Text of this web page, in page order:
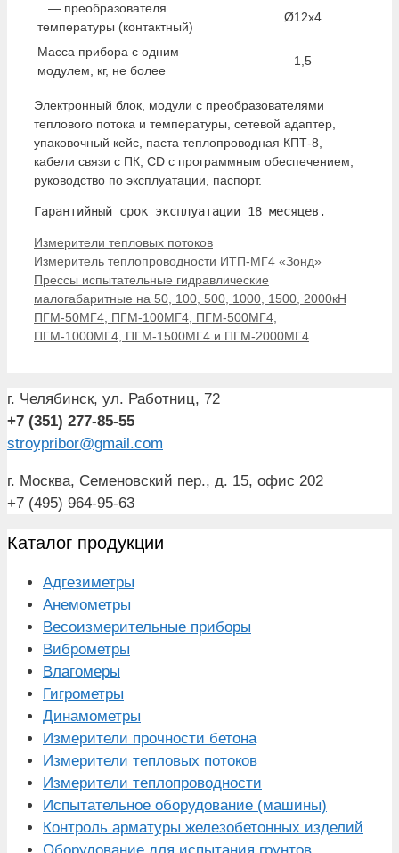
— преобразователя
температуры (контактный)
Ø12х4
Масса прибора с одним
модулем, кг, не более
1,5
Электронный блок, модули с преобразователями
теплового потока и температуры, сетевой адаптер,
упаковочный кейс, паста теплопроводная КПТ-8,
кабели связи с ПК, CD с программным обеспечением,
руководство по эксплуатации, паспорт.
Гарантийный срок эксплуатации 18 месяцев.
Рубрики
Измерители тепловых потоков
Измеритель теплопроводности ИТП-МГ4 «Зонд»
Прессы испытательные гидравлические
малогабаритные на 50, 100, 500, 1000, 1500, 2000кН
ПГМ-50МГ4, ПГМ-100МГ4, ПГМ-500МГ4,
ПГМ-1000МГ4, ПГМ-1500МГ4 и ПГМ-2000МГ4
г. Челябинск, ул. Работниц, 72
+7 (351) 277-85-55
stroypribor@gmail.com
г. Москва, Семеновский пер., д. 15, офис 202
+7 (495) 964-95-63
Каталог продукции
Адгезиметры
Анемометры
Весоизмерительные приборы
Виброметры
Влагомеры
Гигрометры
Динамометры
Измерители прочности бетона
Измерители тепловых потоков
Измерители теплопроводности
Испытательное оборудование (машины)
Контроль арматуры железобетонных изделий